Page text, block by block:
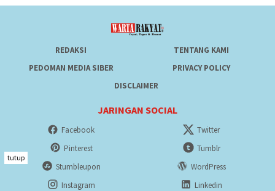
REDAKSI
TENTANG KAMI
PEDOMAN MEDIA SIBER
PRIVACY POLICY
DISCLAIMER
JARINGAN SOCIAL
Facebook
Twitter
Pinterest
Tumblr
Stumbleupon
WordPress
Instagram
Linkedin
tutup